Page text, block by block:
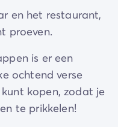
en het restaurant,
proeven.
is er een
ochtend verse
kopen, zodat je
te prikkelen!